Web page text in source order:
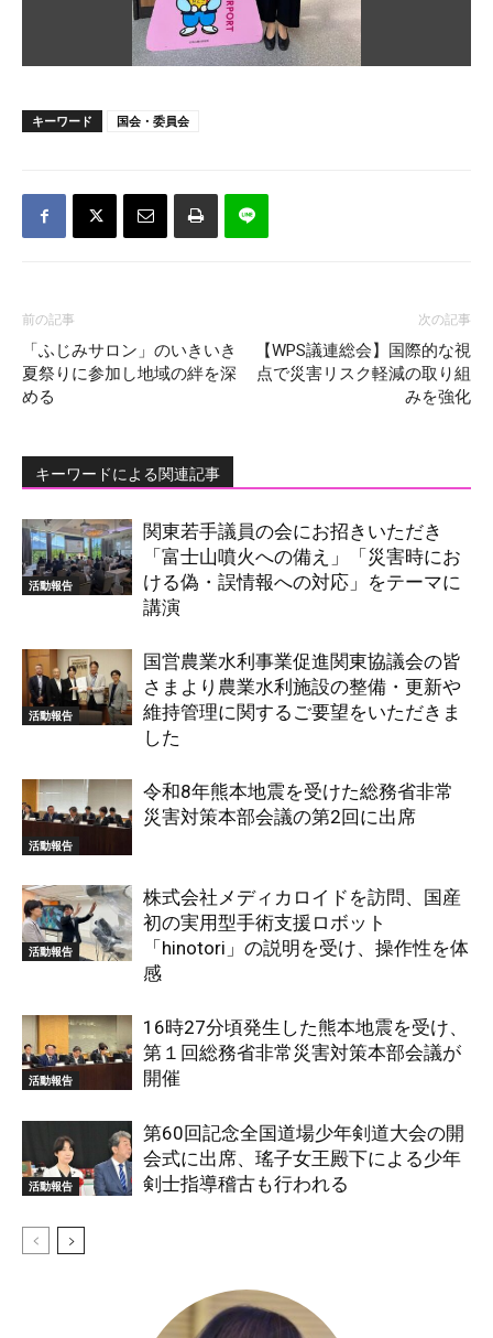
キーワード 国会・委員会
前の記事
「ふじみサロン」のいきいき
夏祭りに参加し地域の絆を深
める
次の記事
【WPS議連総会】国際的な視
点で災害リスク軽減の取り組
みを強化
キーワードによる関連記事
活動報告
関東若手議員の会にお招きいただき
「富士山噴火への備え」「災害時にお
ける偽・誤情報への対応」をテーマに
講演
活動報告
国営農業水利事業促進関東協議会の皆
さまより農業水利施設の整備・更新や
維持管理に関するご要望をいただきま
した
活動報告
令和8年熊本地震を受けた総務省非常
災害対策本部会議の第2回に出席
活動報告
株式会社メディカロイドを訪問、国産
初の実用型手術支援ロボット
「hinotori」の説明を受け、操作性を体
感
活動報告
16時27分頃発生した熊本地震を受け、
第１回総務省非常災害対策本部会議が
開催
活動報告
第60回記念全国道場少年剣道大会の開
会式に出席、瑤子女王殿下による少年
剣士指導稽古も行われる